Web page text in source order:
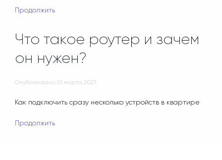
Продолжить
Что такое роутер и зачем
он нужен?
Опубликовано 01 марта 2021 .
Как подключить сразу несколько устройств в квартире
Продолжить